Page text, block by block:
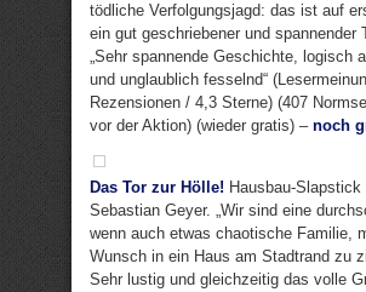
tödliche Verfolgungsjagd: das ist auf
ein gut geschriebener und spannender
„Sehr spannende Geschichte, logisch
und unglaublich fesselnd“
Rezensionen / 4,3 Sterne) (407
vor der Aktion) (wieder gratis) – noch
Das Tor zur Hölle! Hausbau-Slapstick
Sebastian Geyer. „Wir sind eine
wenn auch etwas chaotische Familie,
Wunsch in ein Haus am Stadtrand zu
Sehr lustig und gleichzeitig das volle